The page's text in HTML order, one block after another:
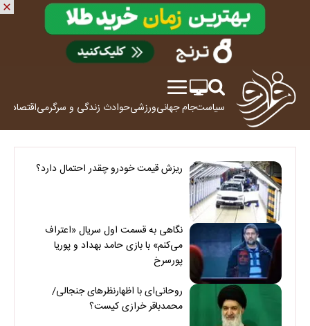
سیاستجام جهانیورزشیحوادث زندگی و سرگرمیاقتصاد
ریزش قیمت خودرو چقدر احتمال دارد؟
نگاهی به قسمت اول سریال «اعتراف
می‌کنم» با بازی حامد بهداد و پوریا
پورسرخ
روحانی‌ای با اظهارنظرهای جنجالی/
محمدباقر خرازی کیست؟